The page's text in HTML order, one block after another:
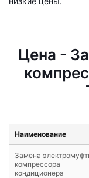
Цена -
Наименование
Замена
компрессора
кондиционера